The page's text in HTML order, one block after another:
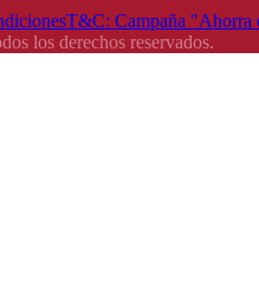
T&C: Campaña "Ahorra
los derechos reservados.